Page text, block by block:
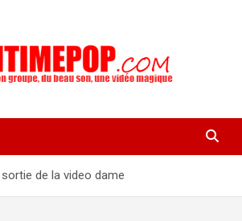
rock, indé sur Lyon. rock pop concert
de la video dame